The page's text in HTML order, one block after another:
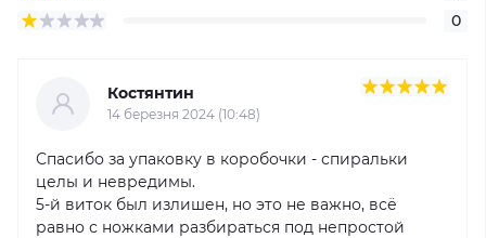
0
Костянтин
14 березня 2024 (10:48)
Спасибо за упаковку в коробочки - спиральки
целы и невредимы.
5-й виток был излишен, но это не важно, всё
равно с ножками разбираться под непростой